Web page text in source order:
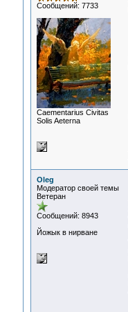
Сообщений: 7733
Сaementarius Civitas
Solis Aeterna
Oleg
Модератор своей темы
Ветеран
Сообщений: 8943
Йожык в нирване